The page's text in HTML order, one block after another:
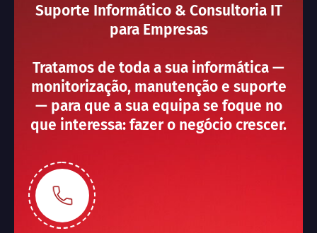
Suporte Informático & Consultoria IT
para Empresas
Tratamos de toda a sua informática —
monitorização, manutenção e suporte
— para que a sua equipa se foque no
que interessa: fazer o negócio crescer.